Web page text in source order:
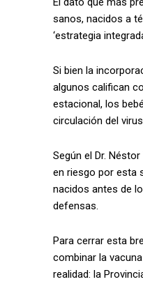
sanos, nacidos a
‘estrategia
Si bien la
algunos califican
estacional, los
circulación del
Según el Dr.
en riesgo por esta
nacidos antes de
defensas.
Para cerrar esta
combinar la
realidad: la